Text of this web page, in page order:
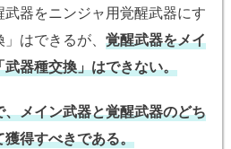
器をニンジャ用覚醒武器にす
はできるが、 覚醒武器をメイ
器種交換」はできない。
メイン武器と覚醒武器のどち
得すべきである。